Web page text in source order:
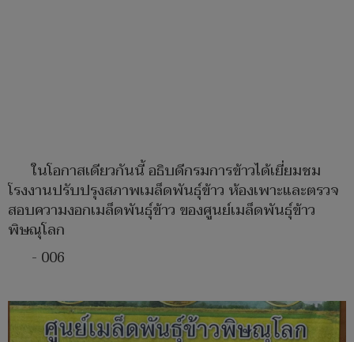
ในโอกาสเดียวกันนี้ อธิบดีกรมการข้าวได้เยี่ยมชม
โรงงานปรับปรุงสภาพเมล็ดพันธุ์ข้าว ห้องเพาะและตรวจ
สอบความงอกเมล็ดพันธุ์ข้าว ของศูนย์เมล็ดพันธุ์ข้าว
พิษณุโลก
- 006